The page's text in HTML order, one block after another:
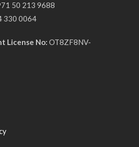
50 213 9688
330 0064
License No: OT8ZF8NV-